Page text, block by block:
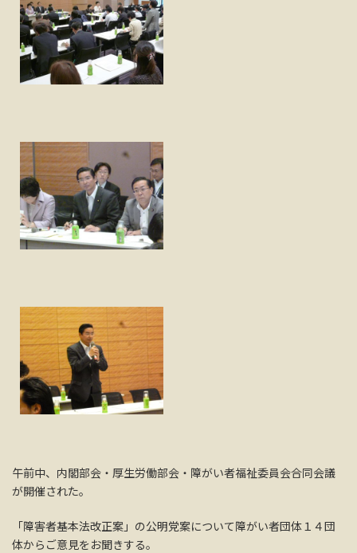
午前中、内閣部会・厚生労働部会・障がい者福祉委員会合同会議
が開催された。
「障害者基本法改正案」の公明党案について障がい者団体１４団
体からご意見をお聞きする。